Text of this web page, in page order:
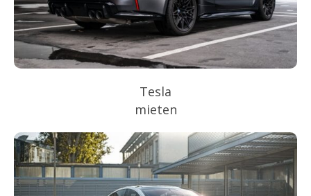
Tesla
mieten